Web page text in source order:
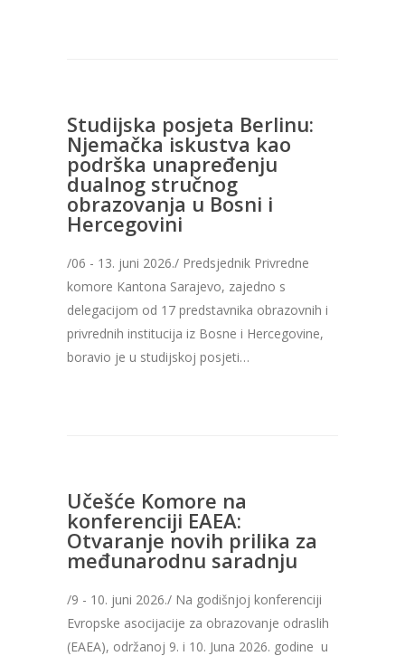
Studijska posjeta Berlinu:
Njemačka iskustva kao
podrška unapređenju
dualnog stručnog
obrazovanja u Bosni i
Hercegovini
/06 - 13. juni 2026./ Predsjednik Privredne
komore Kantona Sarajevo, zajedno s
delegacijom od 17 predstavnika obrazovnih i
privrednih institucija iz Bosne i Hercegovine,
boravio je u studijskoj posjeti…
Učešće Komore na
konferenciji EAEA:
Otvaranje novih prilika za
međunarodnu saradnju
/9 - 10. juni 2026./ Na godišnjoj konferenciji
Evropske asocijacije za obrazovanje odraslih
(EAEA), održanoj 9. i 10. Juna 2026. godine u